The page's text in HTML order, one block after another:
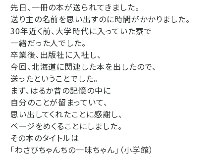
先日、一冊の本が送られてきました。
送り主の名前を思い出すのに時間がかかりました。
30年近く前、大学時代に入っていた寮で
一緒だった人でした。
卒業後、出版社に入社し、
今回、北海道に関連した本を出したので、
送ったということでした。
まず、はるか昔の記憶の中に
自分のことが留まっていて、
思い出してくれたことに感謝し、
ページをめくることにしました。
その本のタイトルは
「わさびちゃんちの一味ちゃん」（小学館）